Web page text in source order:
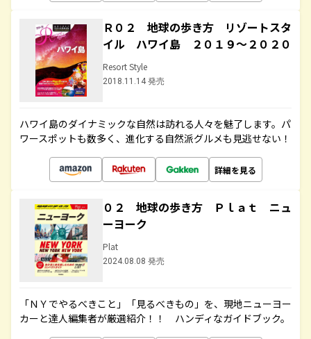
Ｒ０２ 地球の歩き方 リゾートスタ
イル ハワイ島 ２０１９～２０２０
Resort Style
2018.11.14 発売
ハワイ島のダイナミックな自然は訪れる人々を魅了します。パ
ワースポットも数多く、進化する自然派グルメも見逃せない！
詳細を見る
０２ 地球の歩き方 Ｐｌａｔ ニュ
ーヨーク
Plat
2024.08.08 発売
「ＮＹでやるべきこと」「見るべきもの」を、現地ニューヨー
カーと達人編集者が厳選紹介！！ ハンディなガイドブック。